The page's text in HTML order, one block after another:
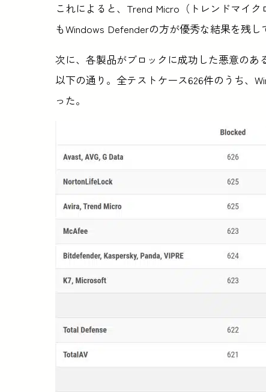
これによると、Trend Micro（トレンドマイ
もWindows Defenderの方が優秀な結果を残し
次に、各製品がブロックに成功した悪意の
以下の通り。全テストケース626件のうち、
った。